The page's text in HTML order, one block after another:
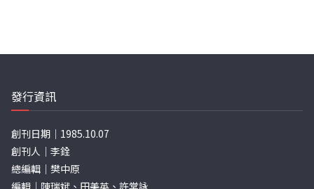
發行資訊
創刊日期｜1985.10.07
創刊人｜李銓
總編輯｜樊中原
編輯｜陳瑞斌、田美英、許棠詠